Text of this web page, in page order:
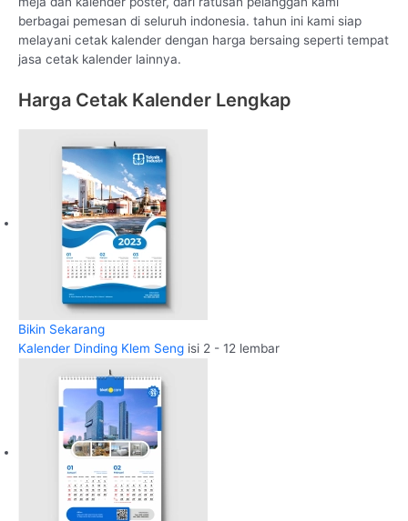
berbagai pemesan di seluruh indonesia. tahun ini kami siap
melayani cetak kalender dengan harga bersaing seperti tempat
jasa cetak kalender lainnya.
Harga Cetak Kalender Lengkap
Bikin Sekarang
Kalender Dinding Klem Seng isi 2 - 12 lembar